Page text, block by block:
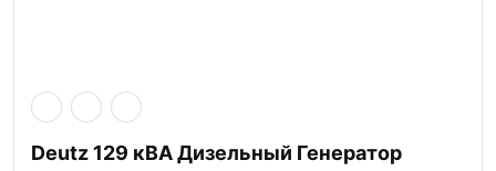
Deutz 129 кВА Дизельный Генератор